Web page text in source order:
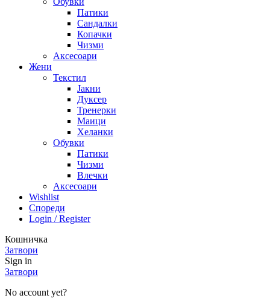
Патики
Сандалки
Копачки
Чизми
Аксесоари
Жени
Текстил
Јакни
Дуксер
Тренерки
Маици
Хеланки
Обувки
Патики
Чизми
Влечки
Аксесоари
Wishlist
Спореди
Login / Register
Кошничка
Затвори
Sign in
Затвори
No account yet?